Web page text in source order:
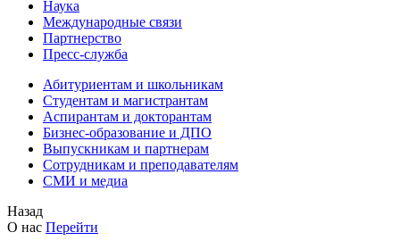
Наука
Международные связи
Партнерство
Пресс-служба
Абитуриентам и школьникам
Студентам и магистрантам
Аспирантам и докторантам
Бизнес-образование и ДПО
Выпускникам и партнерам
Сотрудникам и преподавателям
СМИ и медиа
Назад
О нас Перейти